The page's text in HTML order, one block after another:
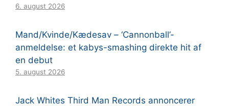
6. august 2026
Mand/Kvinde/Kædesav – ‘Cannonball’-
anmeldelse: et kabys-smashing direkte hit af
en debut
5. august 2026
Jack Whites Third Man Records annoncerer